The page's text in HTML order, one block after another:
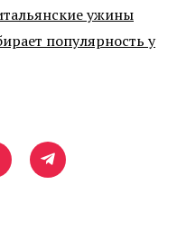
ужины
популярность у